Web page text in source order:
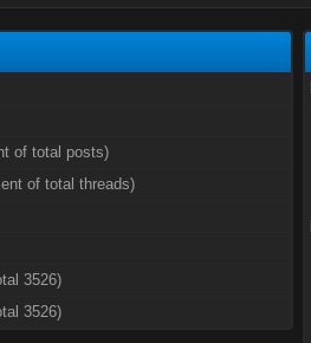
of total posts)
of total threads)
3526)
3526)